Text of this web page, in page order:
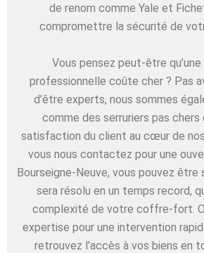
de renom comme Yale et
compromettre la sécurité de
Vous pensez peut-être
professionnelle coûte cher ? Pas
d’être experts, nous sommes
comme des serruriers pas
satisfaction du client au cœur de
vous nous contactez pour une
Bourseigne-Neuve, vous pouvez être
sera résolu en un temps record,
complexité de votre coffre-fort.
expertise pour une intervention
retrouvez l’accès à vos biens en